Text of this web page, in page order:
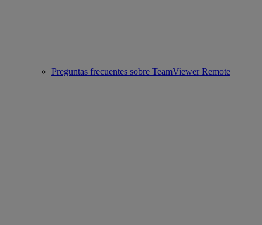
Preguntas frecuentes sobre TeamViewer Remote